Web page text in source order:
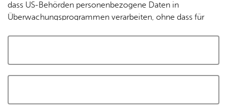
dass US-Behörden personenbezogene Daten in
Überwachungsprogrammen verarbeiten, ohne dass für